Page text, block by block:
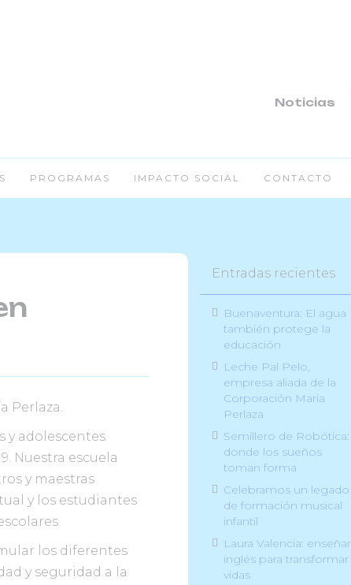
Noticias
PROGRAMAS IMPACTO SOCIAL CONTACTO
Perlaza.
y adolescentes
Nuestra escuela
y maestras
y los estudiantes
los diferentes
y seguridad a la
Entradas recientes
Buenaventura: El agua
también protege la
educación
Leche Pal Pelo,
empresa aliada de la
Corporación María
Perlaza
Semillero de Robótica:
donde los sueños
toman forma
Celebramos un legado
de formación musical
infantil
Laura Valencia: enseñar
inglés para transformar
vidas